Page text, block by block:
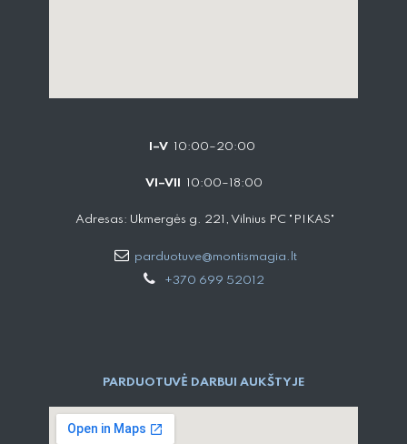
I–V 10:00–20:00
VI–VII 10:00–18:00
Adresas: Ukmergės g. 221, Vilnius PC "PIKAS"
parduotuve@montismagia.lt
+370 699 52012
PARDUOTUVĖ DARBUI AUKŠTYJE